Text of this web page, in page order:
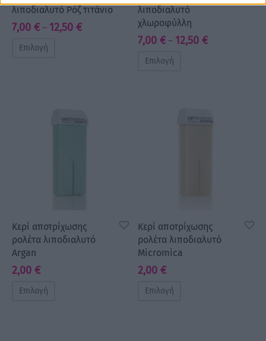
λιποδιαλυτό Ρόζ τιτάνιο
7,00 € – 12,50 €Price
Επιλογή
λιποδιαλυτό
χλωροφύλλη
7,00 € – 12,50 €Price
Επιλογή
Κερί αποτρίχωσης
ρολέτα λιποδιαλυτό
Argan
2,00 €
Επιλογή
Κερί αποτρίχωσης
ρολέτα λιποδιαλυτό
Micromica
2,00 €
Επιλογή